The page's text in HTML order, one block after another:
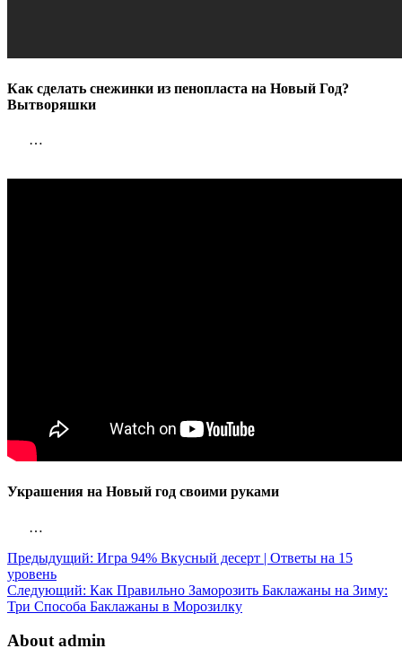
Как сделать снежинки из пенопласта на Новый Год?
Вытворяшки
…
Украшения на Новый год своими руками
…
Предыдущий: Игра 94% Вкусный десерт | Ответы на 15
уровень
Следующий: Как Правильно Заморозить Баклажаны на Зиму:
Три Способа Баклажаны в Морозилку
About admin